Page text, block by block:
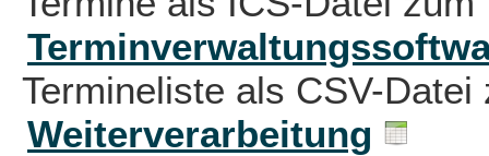
Termineliste als CSV-
Weiterverarbeitung